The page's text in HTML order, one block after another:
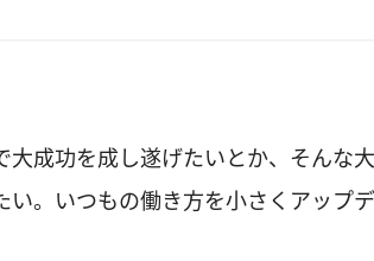
大成功を成し遂げたいとか、そんな
い。いつもの働き方を小さくアップ